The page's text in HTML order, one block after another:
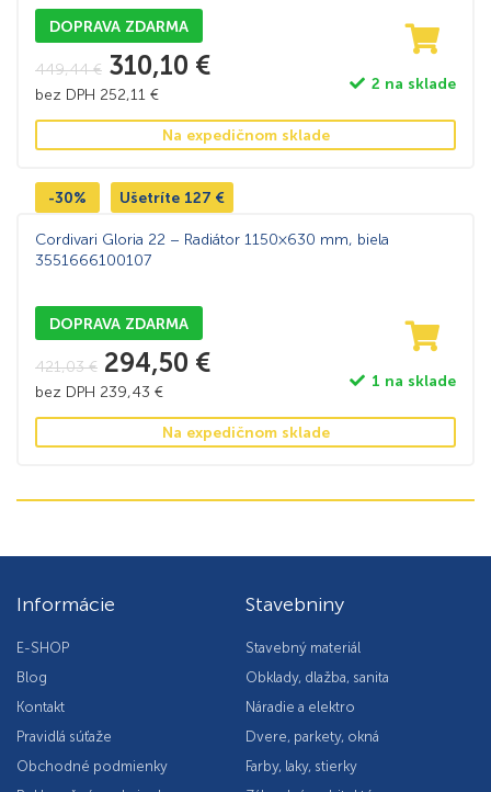
DOPRAVA ZDARMA
449,44€ 310,10 €
bez DPH 252,11 €
2 na sklade
Na expedičnom sklade
-30% Ušetríte 127 €
Cordivari Gloria 22 – Radiátor 1150×630 mm, biela
3551666100107
DOPRAVA ZDARMA
421,03€ 294,50 €
bez DPH 239,43 €
1 na sklade
Na expedičnom sklade
Informácie
E-SHOP
Blog
Kontakt
Pravidlá súťaže
Obchodné podmienky
Stavebniny
Stavebný materiál
Obklady, dlažba, sanita
Náradie a elektro
Dvere, parkety, okná
Farby, laky, stierky